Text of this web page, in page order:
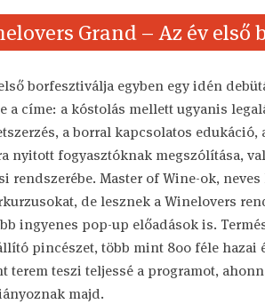
Grand – Az év első
borfesztiválja egyben egy idén
a címe: a kóstolás mellett ugyanis
a borral kapcsolatos
nyitott fogyasztóknak megszólítása,
rendszerébe. Master of Wine-ok,
de lesznek a Winelovers
ingyenes pop-up előadások is.
pincészet, több mint 800 féle hazai
terem teszi teljessé a programot,
majd.